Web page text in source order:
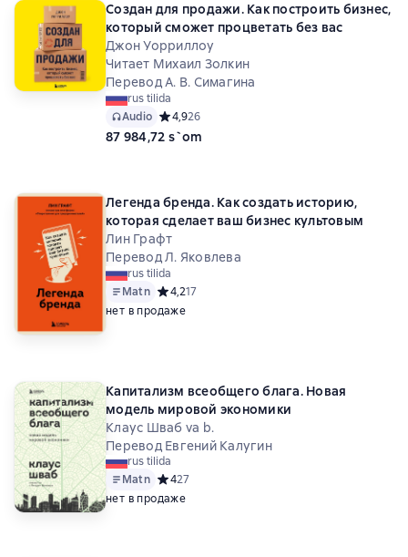
Создан для продажи. Как построить бизнес,
который сможет процветать без вас
Джон Уорриллоу
Читает Михаил Золкин
Перевод А. В. Симагина
rus tilida
Audio Средний рейтинг 4,9 на основе 26 оценок
4,926
87 984,72 s`om
Легенда бренда. Как создать историю,
которая сделает ваш бизнес культовым
Лин Графт
Перевод Л. Яковлева
rus tilida
Matn Средний рейтинг 4,2 на основе 17 оценок
4,217
нет в продаже
Капитализм всеобщего блага. Новая
модель мировой экономики
Клаус Шваб va b.
Перевод Евгений Калугин
rus tilida
Matn Средний рейтинг 4 на основе 27 оценок
427
нет в продаже